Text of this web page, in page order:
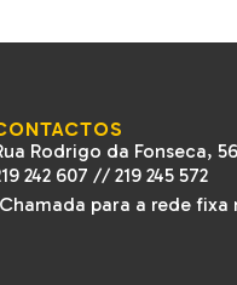
Rodrigo da Fonseca,
242 607 // 219 245 572
para a rede fixa